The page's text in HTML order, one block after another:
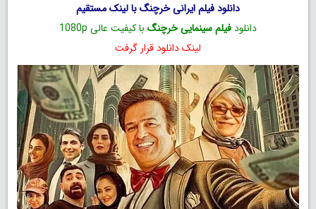
دانلود فیلم ایرانی خرچنگ با لینک مستقیم
دانلودفیلم سینمایی خرچنگ با کیفیت عالی 1080p
لینک دانلود قرار گرفت